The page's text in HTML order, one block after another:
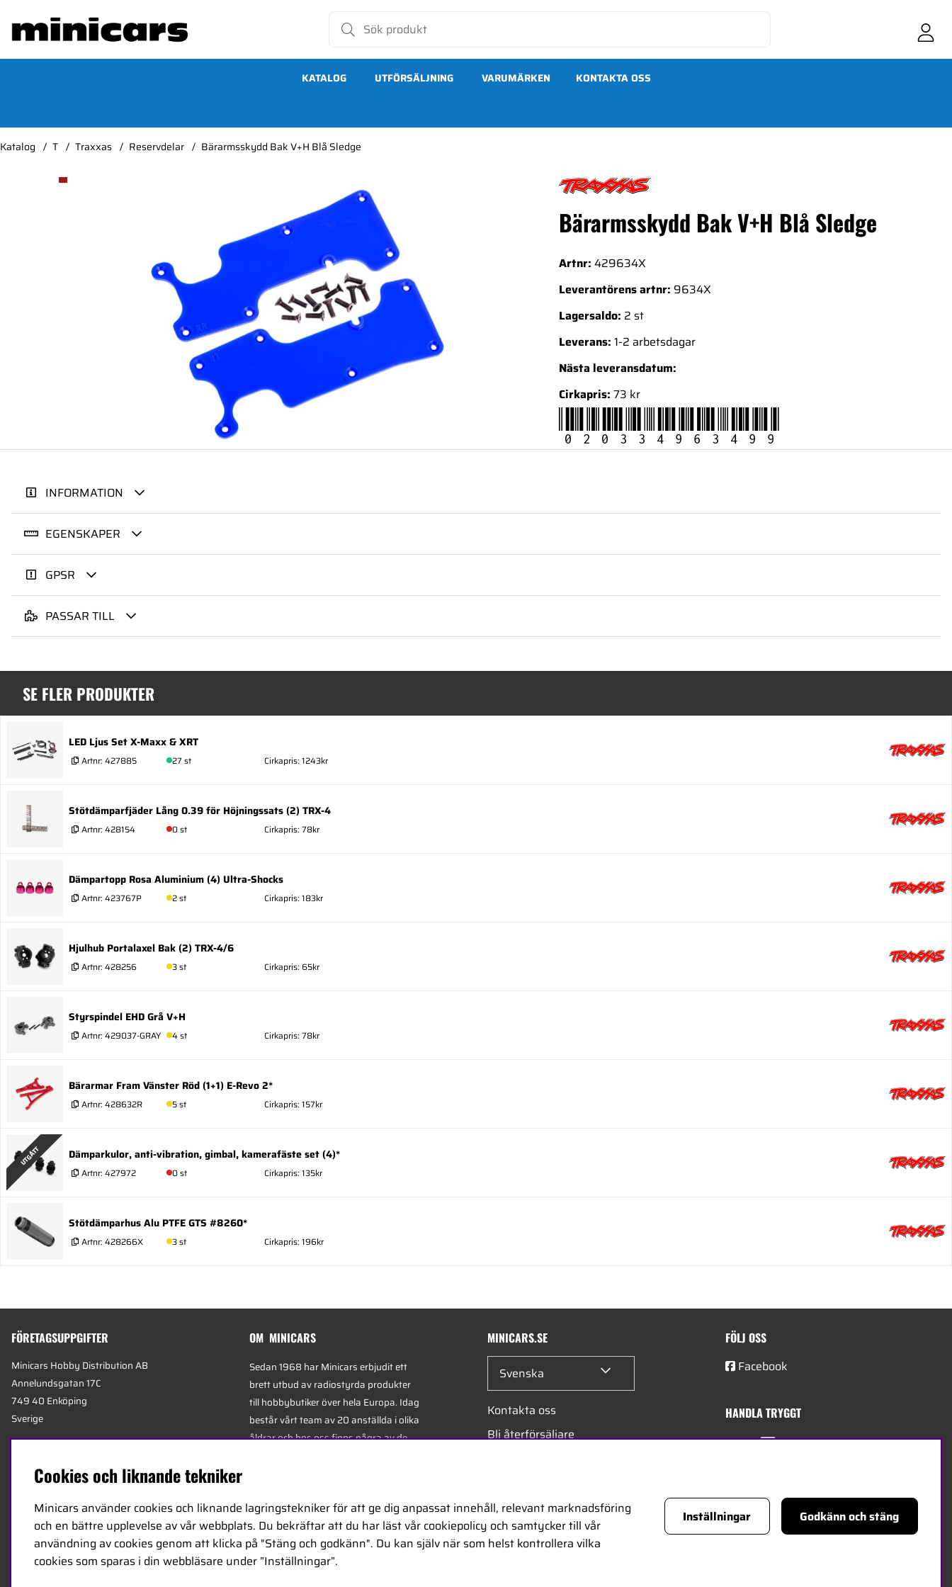
KATALOG UTFÖRSÄLJNING VARUMÄRKEN KONTAKTA OSS
Katalog T Traxxas Reservdelar Bärarmsskydd Bak V+H Blå Sledge
Produktbilder Bärarmsskydd Bak V+H Blå Sledge
Bärarmsskydd Bak V+H Blå Sledge
Artnr: 429634X
Leverantörens artnr: 9634X
Lagersaldo: 2 st
Leverans: 1-2 arbetsdagar
Nästa leveransdatum:
Cirkapris: 73 kr
020334963499
INFORMATION
EGENSKAPER
GPSR
PASSAR TILL
SE FLER PRODUKTER
LED Ljus Set X-Maxx & XRT
Artnr: 427885 27 st Cirkapris: 1243kr
Stötdämparfjäder Lång 0.39 för Höjningssats (2) TRX-4
Artnr: 428154 0 st Cirkapris: 78kr
Dämpartopp Rosa Aluminium (4) Ultra-Shocks
Artnr: 423767P 2 st Cirkapris: 183kr
Hjulhub Portalaxel Bak (2) TRX-4/6
Artnr: 428256 3 st Cirkapris: 65kr
Styrspindel EHD Grå V+H
Artnr: 429037-GRAY 4 st Cirkapris: 78kr
Bärarmar Fram Vänster Röd (1+1) E-Revo 2*
Artnr: 428632R 5 st Cirkapris: 157kr
UTGÅTT Dämparkulor, anti-vibration, gimbal, kamerafäste set (4)*
Artnr: 427972 0 st Cirkapris: 135kr
Stötdämparhus Alu PTFE GTS #8260*
Artnr: 428266X 3 st Cirkapris: 196kr
FÖRETAGSUPPGIFTER
Minicars Hobby Distribution AB
Annelundsgatan 17C
749 40 Enköping
Sverige
E-mail:info@minicars.se
OM MINICARS
Sedan 1968 har Minicars erbjudit ett
brett utbud av radiostyrda produkter
till hobbybutiker över hela Europa. Idag
består vårt team av 20 anställda i olika
åldrar och hos oss finns några av de
Minicars huvudkontor är beläget i
Enköping, strategiskt placerat längs
E18 mellan Stockholm och Oslo.
MINICARS.SE
Svenska
Kontakta oss
Bli återförsäljare
FÖLJ OSS
Facebook
HANDLA TRYGGT
Cookies och liknande tekniker
Minicars använder cookies och liknande lagringstekniker för att ge dig anpassat innehåll, relevant marknadsföring
och en bättre upplevelse av vår webbplats. Du bekräftar att du har läst vår cookiepolicy och samtycker till vår
användning av cookies genom att klicka på "Stäng och godkänn". Du kan själv när som helst kontrollera vilka
cookies som sparas i din webbläsare under ”Inställningar”.
Inställningar Godkänn och stäng